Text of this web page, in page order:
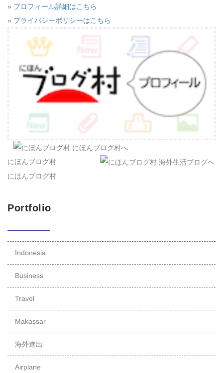
» プロフィール詳細はこちら
» プライバシーポリシーはこちら
にほんブログ村
にほんブログ村
Portfolio
Indonesia
Business
Travel
Makassar
海外進出
Airplane